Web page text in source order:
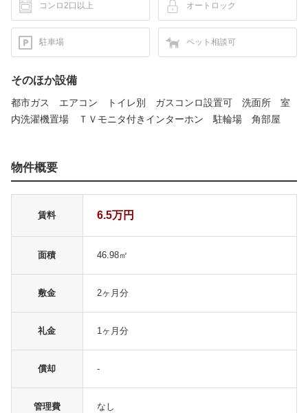
コンロ2口以上 オートロック
駐車場 ペット相談可
そのほか設備
都市ガス エアコン トイレ別 ガスコンロ設置可 洗面所 室
内洗濯機置場 ＴＶモニタ付きインターホン 駐輪場 角部屋
物件概要
賃料 6.5万円
面積 46.98㎡
敷金 2ヶ月分
礼金 1ヶ月分
償却 -
管理費 なし